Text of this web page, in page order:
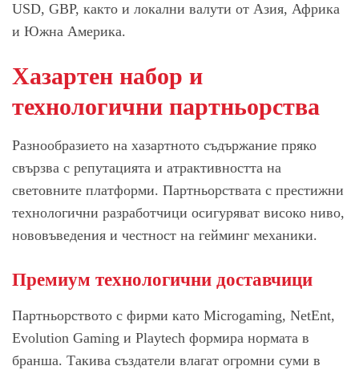
USD, GBP, както и локални валути от Азия, Африка
и Южна Америка.
Хазартен набор и
технологични партньорства
Разнообразието на хазартното съдържание пряко
свързва с репутацията и атрактивността на
световните платформи. Партньорствата с престижни
технологични разработчици осигуряват високо ниво,
нововъведения и честност на гейминг механики.
Премиум технологични доставчици
Партньорството с фирми като Microgaming, NetEnt,
Evolution Gaming и Playtech формира нормата в
бранша. Такива създатели влагат огромни суми в